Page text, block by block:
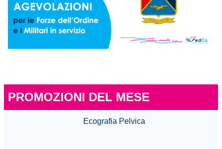
PROMOZIONI DEL MESE
Ecografia Pelvica